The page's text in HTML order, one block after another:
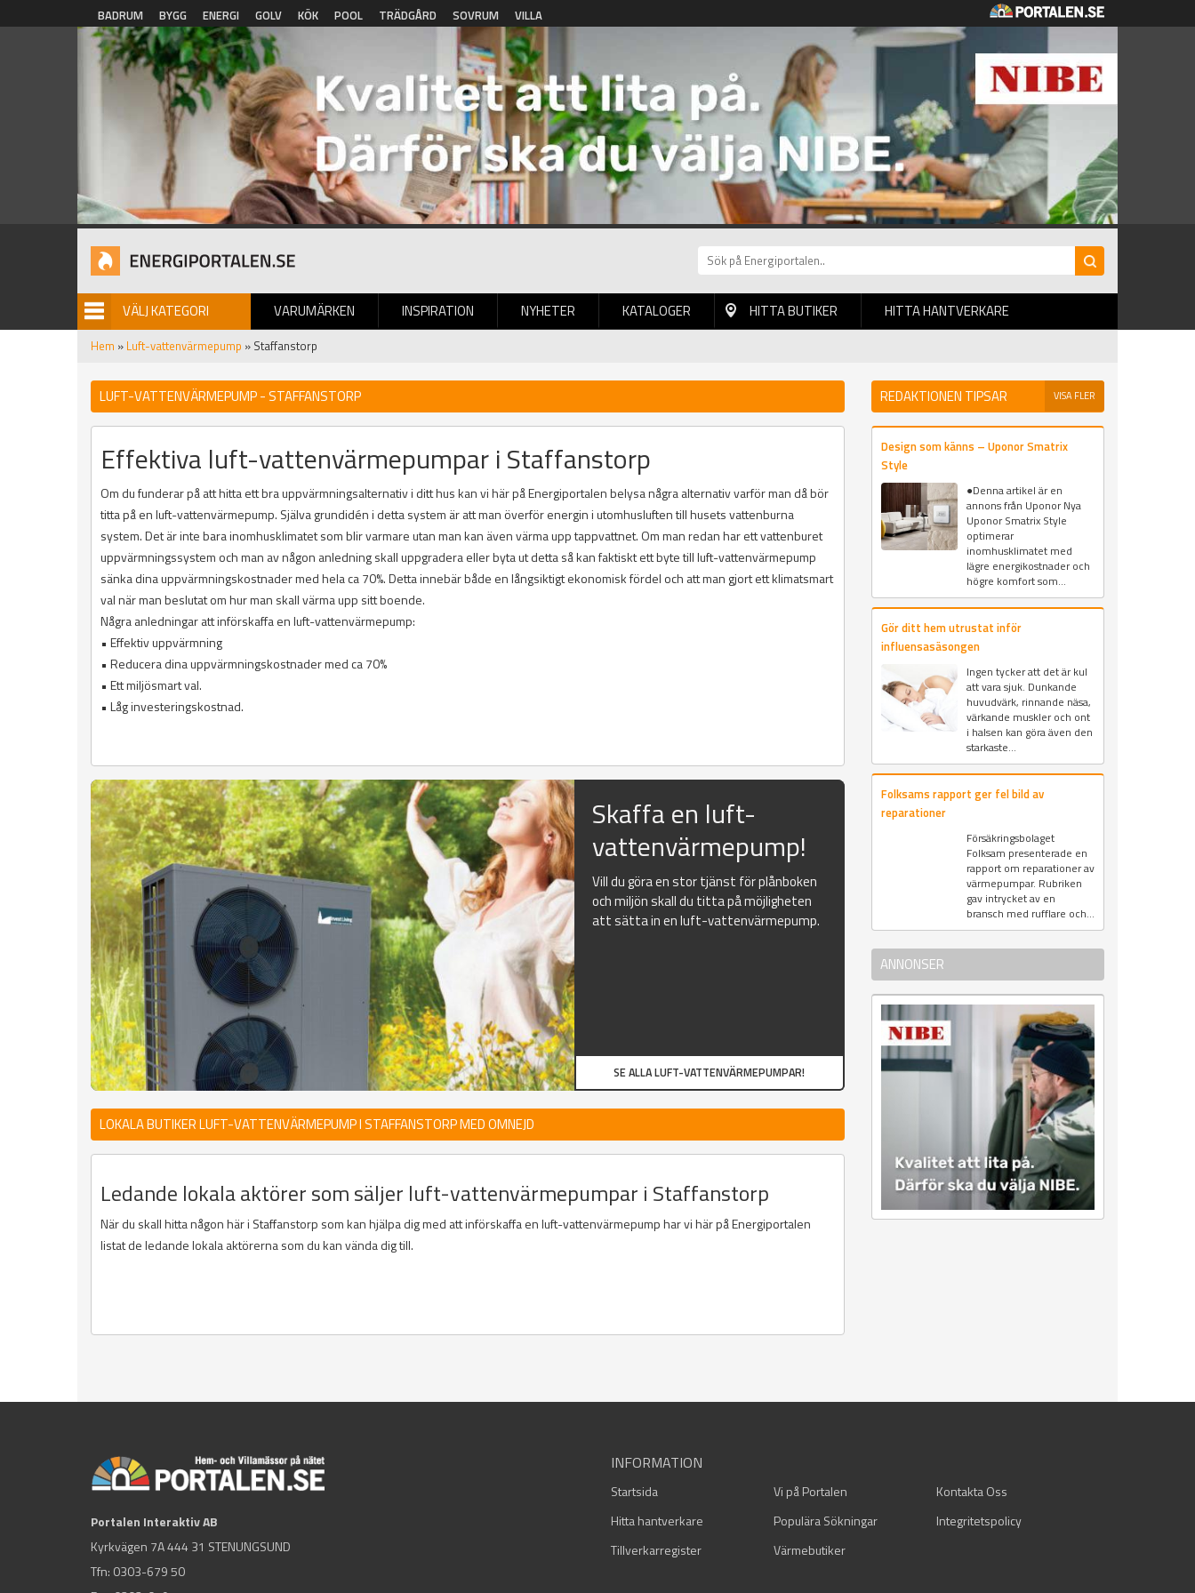
Hoppa till huvudinnehåll
BADRUM BYGG ENERGI GOLV KÖK POOL TRÄDGÅRD SOVRUM VILLA
VÄLJ KATEGORI VARUMÄRKEN INSPIRATION NYHETER
BILDGALLERI KATALOGER HITTA BUTIKER HITTA HANTVERKARE
Hem » Luft-vattenvärmepump » Staffanstorp
LUFT-VATTENVÄRMEPUMP - STAFFANSTORP
Effektiva luft-vattenvärmepumpar i Staffanstorp
Om du funderar på att hitta ett bra uppvärmningsalternativ i ditt hus kan vi här på Energiportalen belysa några alternativ varför man då bör
titta på en luft-vattenvärmepump. Själva grundidén i detta system är att man överför energin i utomhusluften till husets vattenburna
system. Det är inte bara inomhusklimatet som blir varmare utan man kan även värma upp tappvattnet. Om man redan har ett vattenburet
uppvärmningssystem och man av någon anledning skall uppgradera eller byta ut detta så kan faktiskt ett byte till luft-vattenvärmepump
sänka dina uppvärmningskostnader med hela ca 70%. Detta innebär både en långsiktigt ekonomisk fördel och att man gjort ett klimatsmart
val när man beslutat om hur man skall värma upp sitt boende.
Några anledningar att införskaffa en luft-vattenvärmepump:
• Effektiv uppvärmning
• Reducera dina uppvärmningskostnader med ca 70%
• Ett miljösmart val.
• Låg investeringskostnad.
Skaffa en luft-
vattenvärmepump!
Vill du göra en stor tjänst för plånboken
och miljön skall du titta på möjligheten
att sätta in en luft-vattenvärmepump.
SE ALLA LUFT-VATTENVÄRMEPUMPAR!
LOKALA BUTIKER LUFT-VATTENVÄRMEPUMP I STAFFANSTORP MED OMNEJD
Ledande lokala aktörer som säljer luft-vattenvärmepumpar i Staffanstorp
När du skall hitta någon här i Staffanstorp som kan hjälpa dig med att införskaffa en luft-vattenvärmepump har vi här på Energiportalen
listat de ledande lokala aktörerna som du kan vända dig till.
REDAKTIONEN TIPSAR VISA FLER
Design som känns – Uponor Smatrix
Style
●Denna artikel är en
annons från Uponor Nya
Uponor Smatrix Style
optimerar
inomhusklimatet med
lägre energikostnader och
högre komfort som...
Gör ditt hem utrustat inför
influensasäsongen
Ingen tycker att det är kul
att vara sjuk. Dunkande
huvudvärk, rinnande näsa,
värkande muskler och ont
i halsen kan göra även den
starkaste...
Folksams rapport ger fel bild av
reparationer
Försäkringsbolaget
Folksam presenterade en
rapport om reparationer av
värmepumpar. Rubriken
gav intrycket av en
bransch med rufflare och...
ANNONSER
Portalen Interaktiv AB
Kyrkvägen 7A 444 31 STENUNGSUND
Tfn: 0303-679 50
INFORMATION
Startsida Vi på Portalen
Kontakta Oss
Hitta hantverkare
Populära Sökningar
Integritetspolicy
Tillverkarregister
Värmebutiker